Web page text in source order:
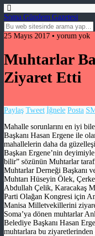
Soma Gündem Gazetesi
25 Mayıs 2017 • yorum yok
Muhtarlar
Ziyaret Etti
Paylaş Tweet İğnele Posta
Mahalle sorunlarını en iyi
Başkanı Hasan Ergene ile
mahallelerin daha da
Başkan Ergene’nin
bilir” sözünün Muhtarlar
Muhtarlar Derneği Başkanı
Muhtarı Hüseyin Ölek,
Abdullah Çelik, Karacakaş
Parti Olağan Kongresi için
Manisa Milletvekillerini
Soma’ya dönen muhtarlar
Belediye Başkanı Hasan
muhtarlara bu ziyaretlerinden